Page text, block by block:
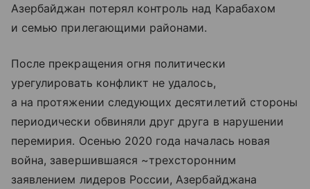
Азербайджан потерял контроль над Карабахом
и семью прилегающими районами.
После прекращения огня политически
урегулировать конфликт не удалось,
а на протяжении следующих десятилетий стороны
периодически обвиняли друг друга в нарушении
перемирия. Осенью 2020 года началась новая
война, завершившаяся ~трехсторонним
заявлением лидеров России, Азербайджана